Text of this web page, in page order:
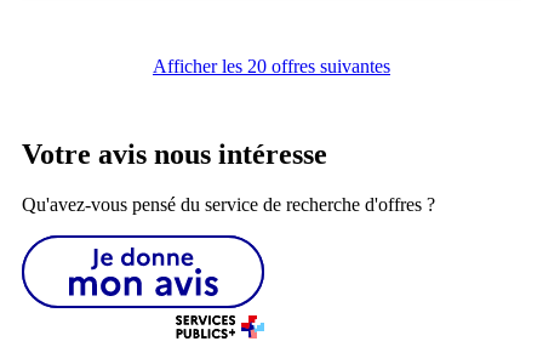
Afficher les 20 offres suivantes
Votre avis nous intéresse
Qu'avez-vous pensé du service de recherche d'offres ?